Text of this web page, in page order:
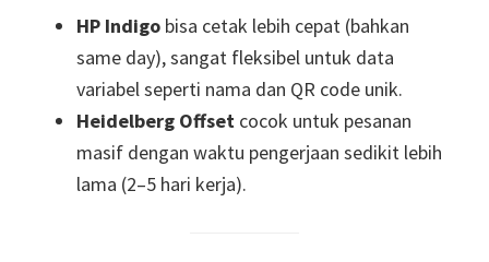
HP Indigo bisa cetak lebih cepat (bahkan
same day), sangat fleksibel untuk data
variabel seperti nama dan QR code unik.
Heidelberg Offset cocok untuk pesanan
masif dengan waktu pengerjaan sedikit lebih
lama (2–5 hari kerja).